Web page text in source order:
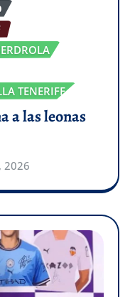
TENERIFE
a las leonas
2026